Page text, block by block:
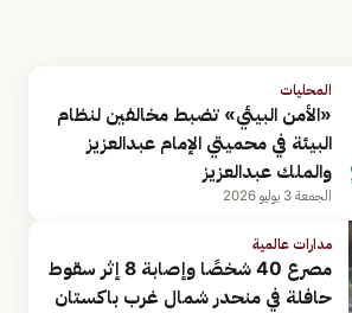
المحليات
«الأمن البيئي» تضبط مخالفين لنظام
البيئة في محميتي الإمام عبدالعزيز
والملك عبدالعزيز
الجمعة 3 يوليو 2026
مدارات عالمية
مصرع 40 شخصًا وإصابة 8 إثر سقوط
حافلة في منحدر شمال غرب باكستان